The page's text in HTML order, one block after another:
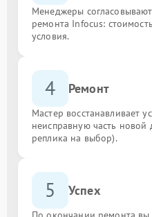
Менеджеры
ремонта Infocus:
условия.
4 Ремонт
Мастер восстанавливает
неисправную часть новой
реплика на выбор).
5 Успех